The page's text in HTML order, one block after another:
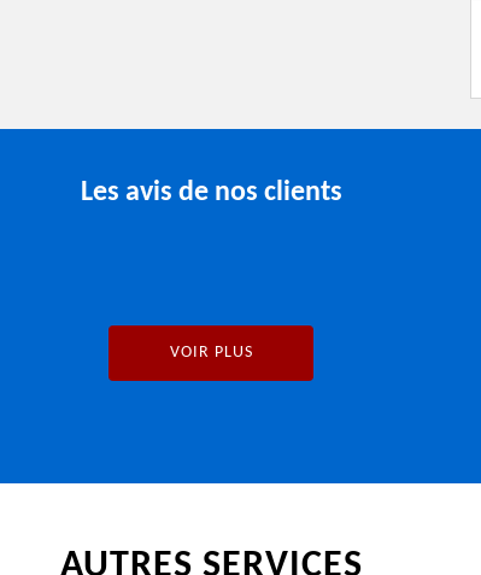
Les avis de nos clients
VOIR PLUS
AUTRES SERVICES